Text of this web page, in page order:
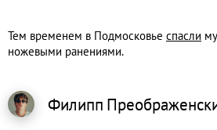
Тем временем в Подмосковье спасли
ножевыми ранениями.
Филипп